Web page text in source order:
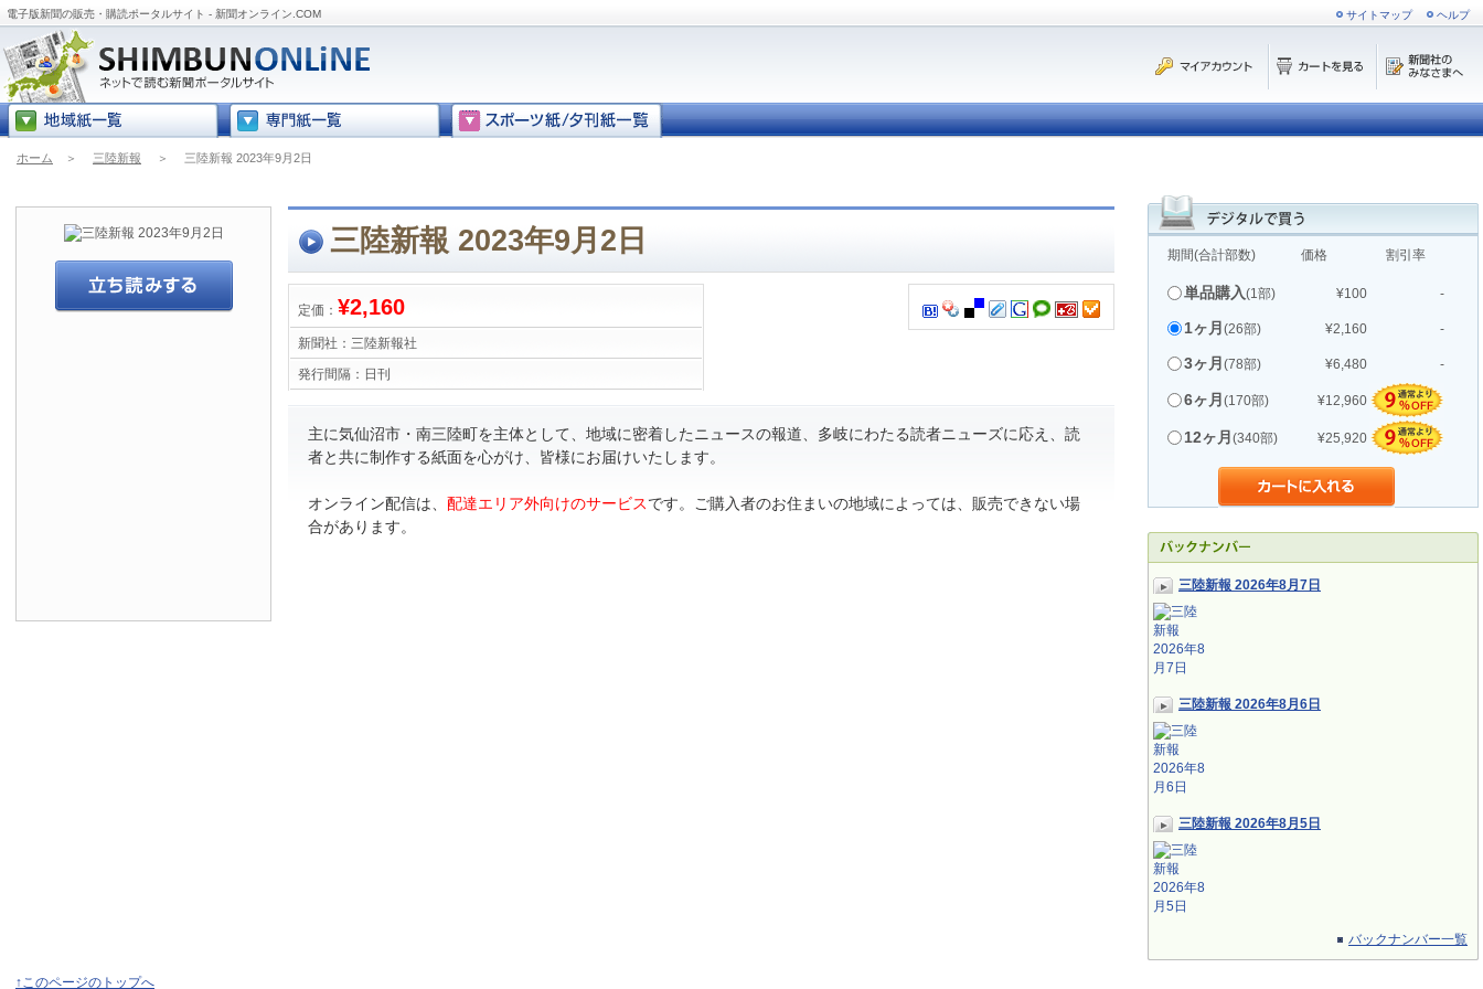
電子版新聞の販売・購読ポータルサイト - 新聞オンライン.COM サイトマップ ヘルプ
ホーム ＞ 三陸新報 ＞ 三陸新報 2023年9月2日
期間(合計部数) 価格 割引率
単品購入(1部) ¥100 -
1ヶ月 (26部) ¥2,160 -
3ヶ月 (78部) ¥6,480 -
6ヶ月 (170部) ¥12,960
12ヶ月 (340部) ¥25,920
三陸新報 2026年8月7日
三陸新報 2026年8月6日
三陸新報 2026年8月5日
バックナンバー一覧
三陸新報 2023年9月2日
定価： ¥2,160
新聞社： 三陸新報社
発行間隔： 日刊
主に気仙沼市・南三陸町を主体として、地域に密着したニュースの報道、多岐にわたる読者ニューズに応え、読
者と共に制作する紙面を心がけ、皆様にお届けいたします。
オンライン配信は、 配達エリア外向けのサービスです。ご購入者のお住まいの地域によっては、販売できない場
合があります。
↑このページのトップへ